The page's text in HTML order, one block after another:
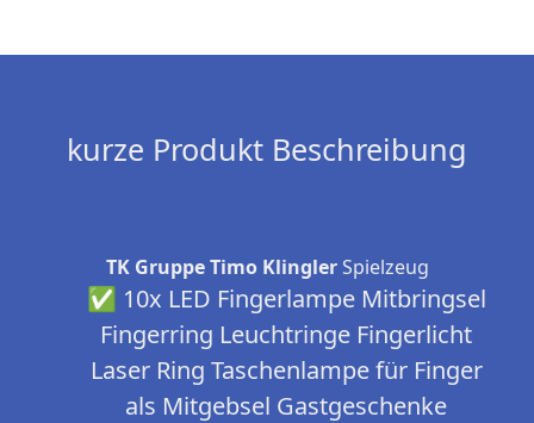
kurze Produkt Beschreibung
TK Gruppe Timo KlinglerSpielzeug
✅ 10x LED Fingerlampe Mitbringsel
Fingerring Leuchtringe Fingerlicht
Laser Ring Taschenlampe für Finger
als Mitgebsel Gastgeschenke